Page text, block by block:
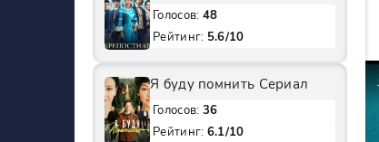
Голосов: 48
Рейтинг: 5.6/10
Я буду помнить Сериал
Голосов: 36
Рейтинг: 6.1/10